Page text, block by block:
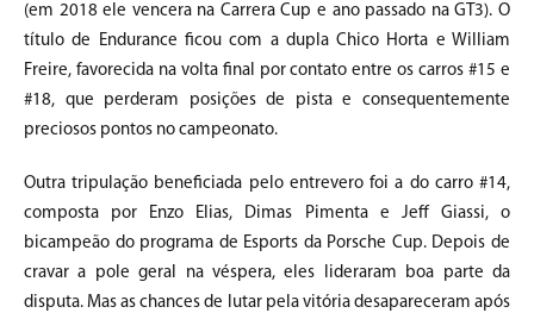
(em 2018 ele vencera na Carrera Cup e ano passado na GT3). O
título de Endurance ficou com a dupla Chico Horta e William
Freire, favorecida na volta final por contato entre os carros #15 e
#18, que perderam posições de pista e consequentemente
preciosos pontos no campeonato.
Outra tripulação beneficiada pelo entrevero foi a do carro #14,
composta por Enzo Elias, Dimas Pimenta e Jeff Giassi, o
bicampeão do programa de Esports da Porsche Cup. Depois de
cravar a pole geral na véspera, eles lideraram boa parte da
disputa. Mas as chances de lutar pela vitória desapareceram após